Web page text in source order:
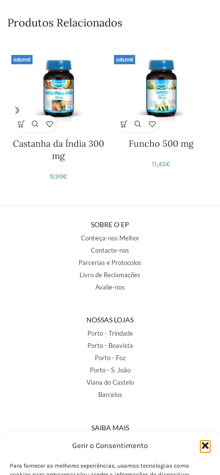
Gerir o Consentimento
Para fornecer as melhores experiências, usamos tecnologias como
Produtos Relacionados
Castanha da Índia 300
mg
9,99€
Funcho 500 mg
11,45€
SOBRE O EP
Conheça-nos Melhor
Contacte-nos
Parcerias e Protocolos
Livro de Reclamações
Avalie-nos
NOSSAS LOJAS
Porto - Trindade
Porto - Boavista
Porto - Foz
Porto - S. João
Viana do Castelo
Barcelos
SAIBA MAIS
Política de Privacidade
Termos e Condições